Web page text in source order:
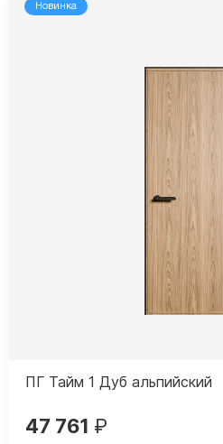
Новинка
ПГ Тайм 1 Дуб альпийский
47 761 ₽